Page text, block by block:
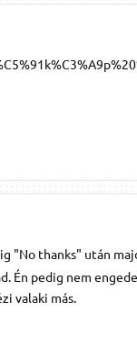
"No thanks" után
Én pedig nem
valaki más.